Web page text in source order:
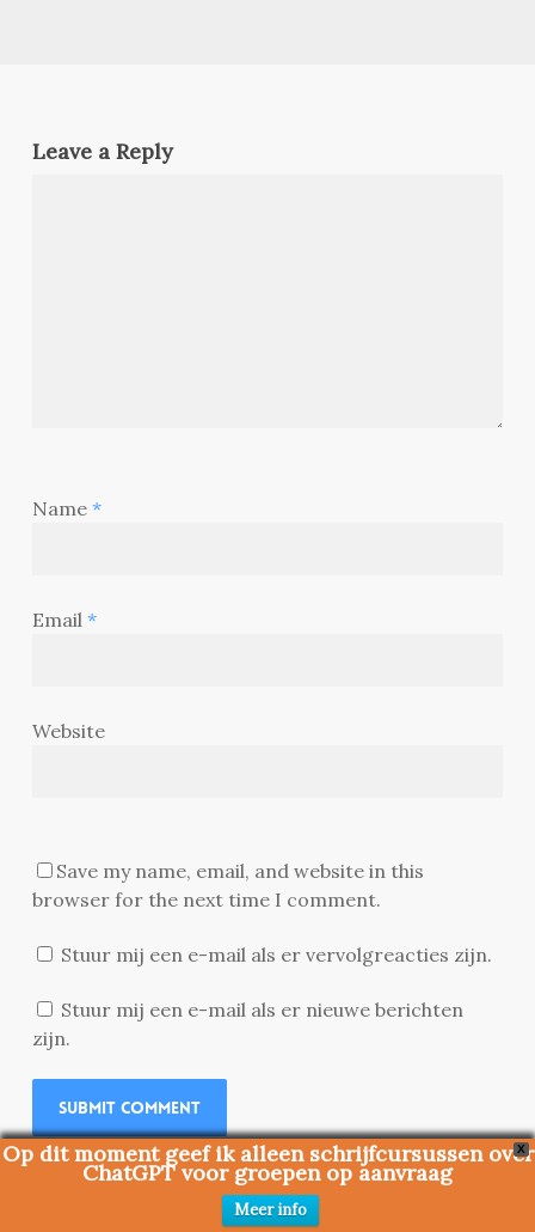
Leave a Reply
Name *
Email *
Website
Save my name, email, and website in this
browser for the next time I comment.
Stuur mij een e-mail als er vervolgreacties zijn.
Stuur mij een e-mail als er nieuwe berichten
zijn.
X
Op dit moment geef ik alleen schrijfcursussen over
ChatGPT voor groepen op aanvraag
Meer info